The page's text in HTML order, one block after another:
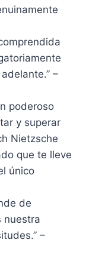
–
poderoso
y superar
Nietzsche
que te lleve
único
de
nuestra
–